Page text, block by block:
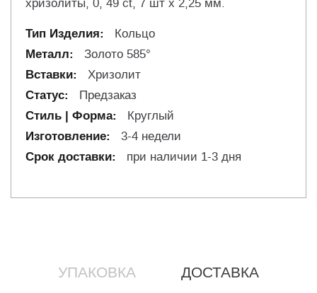
хризолиты, 0, 49 ct, 7 шт х 2,25 мм.
Кольцо
Золото 585°
Хризолит
Предзаказ
Круглый
3-4 недели
при наличии 1-3 дня
УПАКОВКА ДОСТАВКА